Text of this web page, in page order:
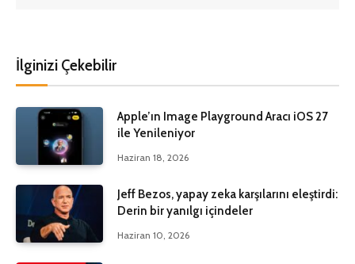
İlginizi Çekebilir
Apple’ın Image Playground Aracı iOS 27
ile Yenileniyor
Haziran 18, 2026
Jeff Bezos, yapay zeka karşılarını eleştirdi:
Derin bir yanılgı içindeler
Haziran 10, 2026